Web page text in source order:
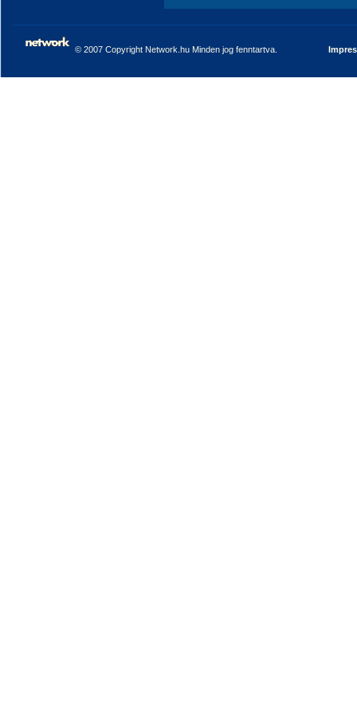
© 2007 Copyright Network.hu Minden jog fenntartva.